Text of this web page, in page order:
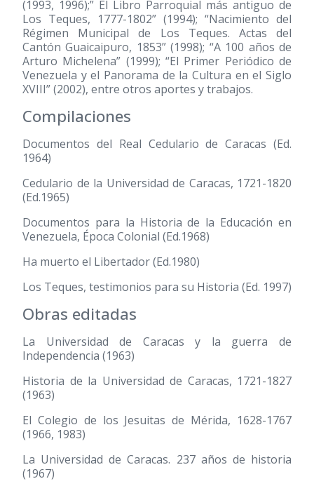
(1993, 1996);” El Libro Parroquial más antiguo de
Los Teques, 1777-1802” (1994); “Nacimiento del
Régimen Municipal de Los Teques. Actas del
Cantón Guaicaipuro, 1853”(1998); “A 100 años de
Arturo Michelena” (1999); “El Primer Periódico de
Venezuela y el Panorama de la Cultura en el Siglo
XVIII”(2002), entre otros aportes y trabajos.
Compilaciones
Documentos del Real Cedulario de Caracas (Ed.
1964)
Cedulario de la Universidad de Caracas, 1721-1820
(Ed.1965)
Documentos para la Historia de la Educación en
Venezuela, Época Colonial (Ed.1968)
Ha muerto el Libertador (Ed.1980)
Los Teques, testimonios para su Historia (Ed. 1997)
Obras editadas
La Universidad de Caracas y la guerra de
Independencia (1963)
Historia de la Universidad de Caracas, 1721-1827
(1963)
El Colegio de los Jesuitas de Mérida, 1628-1767
(1966, 1983)
La Universidad de Caracas. 237 años de historia
(1967)